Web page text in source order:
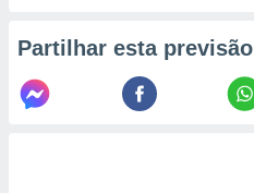
Partilhar esta previsão